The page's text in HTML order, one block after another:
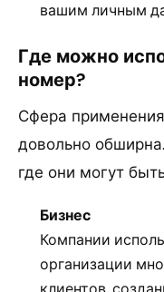
вашим личным
Где можно
номер?
Сфера
довольно
где они могут
Бизнес
Компании
организации